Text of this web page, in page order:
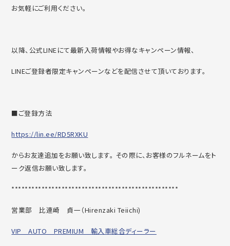
お気軽にご利用ください。
以降、公式LINEにて最新入荷情報やお得なキャンペーン情報、
LINEご登録者限定キャンペーンなどを配信させて頂いております。
■ご登録方法
https://lin.ee/RD5RXKU
からお友達追加をお願い致します。 その際に、お客様のフルネームをト
ーク返信お願い致します。
**************************************************
営業部 比連崎 貞一（Hirenzaki Teiichi)
VIP AUTO PREMIUM 輸入車総合ディーラー